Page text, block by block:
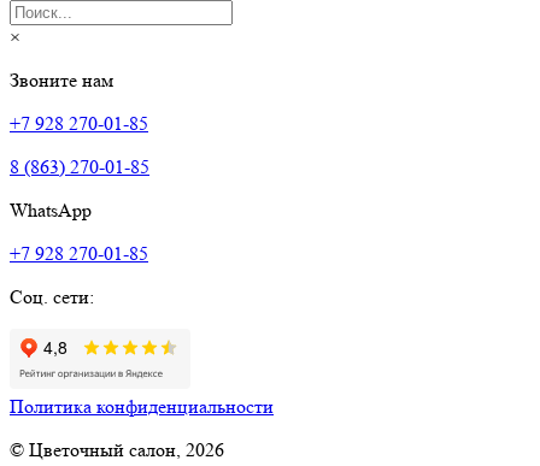
×
Звоните нам
+7 928 270-01-85
8 (863) 270-01-85
WhatsApp
+7 928 270-01-85
Соц. сети:
Политика конфиденциальности
© Цветочный салон, 2026